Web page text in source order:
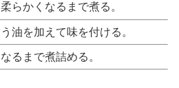
らかくなるまで煮る。
油を加えて味を付ける。
るまで煮詰める。